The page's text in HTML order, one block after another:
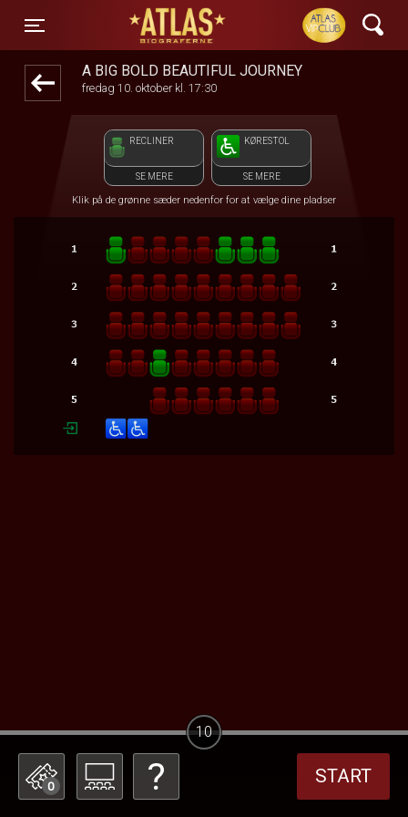
Toggle navigation
ATLAS Biograferne
A BIG BOLD BEAUTIFUL JOURNEY
fredag 10. oktober kl. 17:30
RECLINER
SE MERE
KØRESTOL
SE MERE
Klik på de grønne sæder nedenfor for at vælge dine pladser
0 START
10
front03-cc 010301